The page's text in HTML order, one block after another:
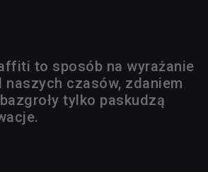
to sposób na wyrażanie
naszych czasów, zdaniem
tylko paskudzą